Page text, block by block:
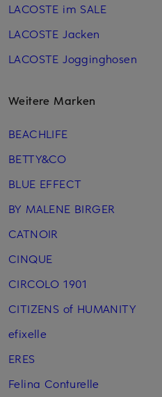
LACOSTE im SALE
LACOSTE Jacken
LACOSTE Jogginghosen
Weitere Marken
BEACHLIFE
BETTY&CO
BLUE EFFECT
BY MALENE BIRGER
CATNOIR
CINQUE
CIRCOLO 1901
CITIZENS of HUMANITY
efixelle
ERES
Felina Conturelle